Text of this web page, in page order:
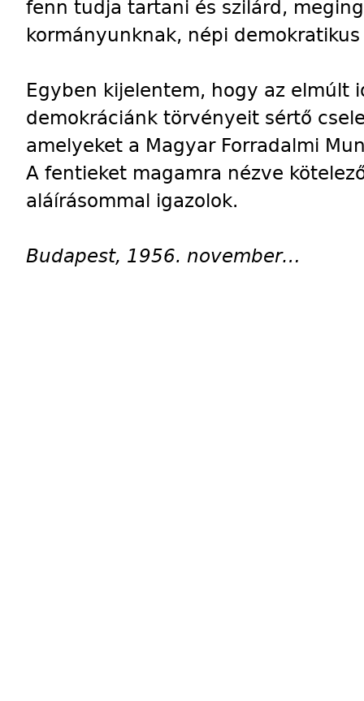
fenn tudja tartani és szilárd,
kormányunknak, népi
Egyben kijelentem, hogy az elmúlt
demokráciánk törvényeit sértő
amelyeket a Magyar Forradalmi
A fentieket magamra nézve
aláírásommal igazolok.
Budapest, 1956. november…